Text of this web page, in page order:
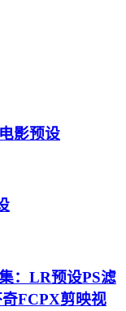
影预设
：LR预设PS滤
FCPX剪映视